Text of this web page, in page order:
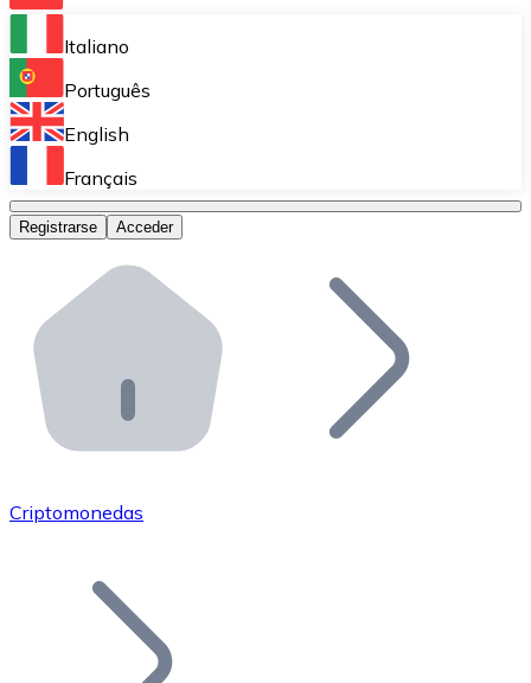
Bitnovo Ramp
Integra nuestra solución en tu plataforma.
Bitnovo Giftcards
Bitnovo OTC
Bitnovo ATM
Integra un ATM Bitnovo en tu negocio y permite que
Bitnovo API
Integra nuestra API en tu ecosistema.
Únete a nuestra red de distribuidores.
Añade tu proyecto a nuestro ecosistema.
Italiano
Português
English
Français
Registrarse Acceder
Criptomonedas